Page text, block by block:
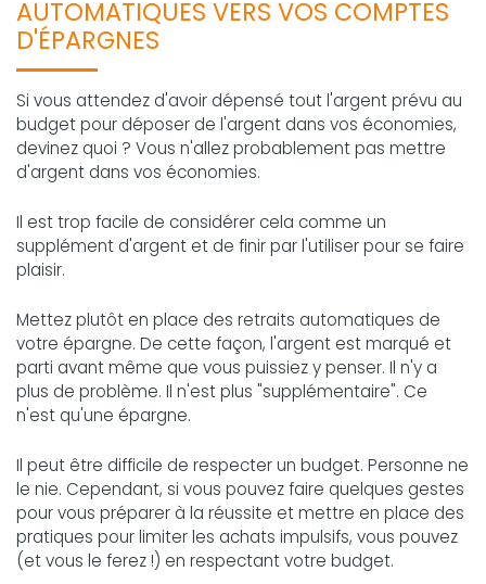
AUTOMATIQUES VERS VOS COMPTES
D'ÉPARGNES
Si vous attendez d'avoir dépensé tout l'argent prévu au
budget pour déposer de l'argent dans vos économies,
devinez quoi ? Vous n'allez probablement pas mettre
d'argent dans vos économies.
Il est trop facile de considérer cela comme un
supplément d'argent et de finir par l'utiliser pour se faire
plaisir.
Mettez plutôt en place des retraits automatiques de
votre épargne. De cette façon, l'argent est marqué et
parti avant même que vous puissiez y penser. Il n'y a
plus de problème. Il n'est plus "supplémentaire". Ce
n'est qu'une épargne.
Il peut être difficile de respecter un budget. Personne ne
le nie. Cependant, si vous pouvez faire quelques gestes
pour vous préparer à la réussite et mettre en place des
pratiques pour limiter les achats impulsifs, vous pouvez
(et vous le ferez !) en respectant votre budget.